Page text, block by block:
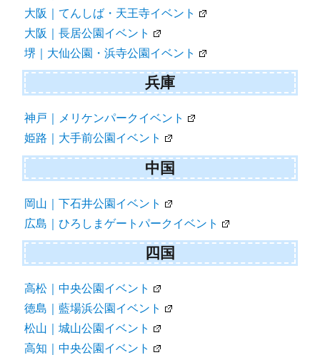
大阪｜てんしば・天王寺イベント
大阪｜長居公園イベント
堺｜大仙公園・浜寺公園イベント
兵庫
神戸｜メリケンパークイベント
姫路｜大手前公園イベント
中国
岡山｜下石井公園イベント
広島｜ひろしまゲートパークイベント
四国
高松｜中央公園イベント
徳島｜藍場浜公園イベント
松山｜城山公園イベント
高知｜中央公園イベント